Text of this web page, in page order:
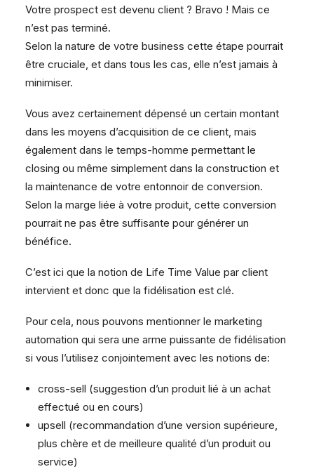
Votre prospect est devenu client ? Bravo ! Mais ce
n’est pas terminé.
Selon la nature de votre business cette étape pourrait
être cruciale, et dans tous les cas, elle n’est jamais à
minimiser.
Vous avez certainement dépensé un certain montant
dans les moyens d’acquisition de ce client, mais
également dans le temps-homme permettant le
closing ou même simplement dans la construction et
la maintenance de votre entonnoir de conversion.
Selon la marge liée à votre produit, cette conversion
pourrait ne pas être suffisante pour générer un
bénéfice.
C’est ici que la notion de Life Time Value par client
intervient et donc que la fidélisation est clé.
Pour cela, nous pouvons mentionner le marketing
automation qui sera une arme puissante de fidélisation
si vous l’utilisez conjointement avec les notions de:
cross-sell (suggestion d’un produit lié à un achat
effectué ou en cours)
upsell (recommandation d’une version supérieure,
plus chère et de meilleure qualité d’un produit ou
service)